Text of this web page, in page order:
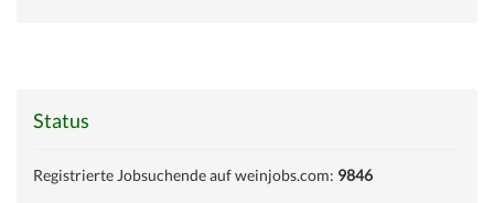
Status
Registrierte Jobsuchende auf weinjobs.com: 9846